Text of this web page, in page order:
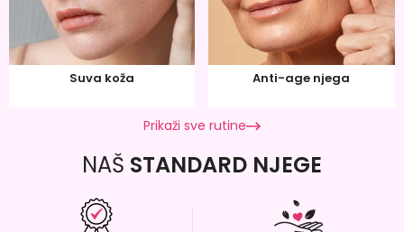
Suva koža Anti-age njega
Prikaži sve rutine
NAŠ STANDARD NJEGE